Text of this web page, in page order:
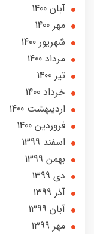
آبان 1400
مهر 1400
شهریور 1400
مرداد 1400
تير 1400
خرداد 1400
ارديبهشت 1400
فروردین 1400
اسفند 1399
بهمن 1399
دی 1399
آذر 1399
آبان 1399
مهر 1399